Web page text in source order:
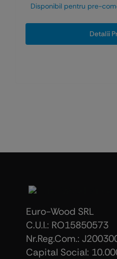
Disponibil pentru pre-
Detalii
Euro-Wood SRL
C.U.I.: RO15850573
Nr.Reg.Com.:
Capital Social: